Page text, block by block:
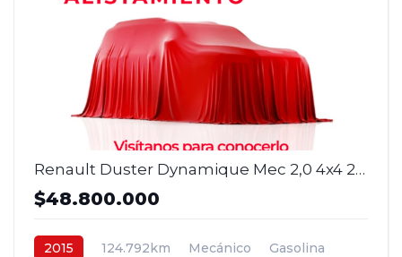
Renault Duster Dynamique Mec 2,0 4x4 2015
$48.800.000
2015 124.792km Mecánico
Gasolina